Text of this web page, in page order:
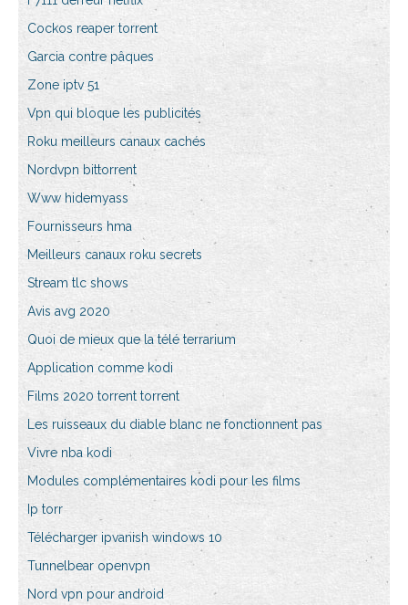
Cockos reaper torrent
Garcia contre pâques
Zone iptv 51
Vpn qui bloque les publicités
Roku meilleurs canaux cachés
Nordvpn bittorrent
Www hidemyass
Fournisseurs hma
Meilleurs canaux roku secrets
Stream tlc shows
Avis avg 2020
Quoi de mieux que la télé terrarium
Application comme kodi
Films 2020 torrent torrent
Les ruisseaux du diable blanc ne fonctionnent pas
Vivre nba kodi
Modules complémentaires kodi pour les films
Ip torr
Télécharger ipvanish windows 10
Tunnelbear openvpn
Nord vpn pour android